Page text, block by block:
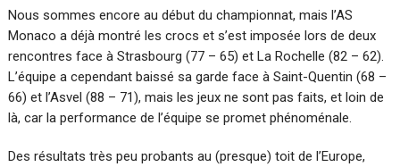
Nous sommes encore au début du championnat, mais l’AS
Monaco a déjà montré les crocs et s’est imposée lors de deux
rencontres face à Strasbourg (77 – 65) et La Rochelle (82 – 62).
L’équipe a cependant baissé sa garde face à Saint-Quentin (68 –
66) et l’Asvel (88 – 71), mais les jeux ne sont pas faits, et loin de
là, car la performance de l’équipe se promet phénoménale.
Des résultats très peu probants au (presque) toit de l’Europe,